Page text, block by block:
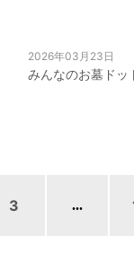
2026年03月23日
みんなのお墓ドッ
3 ...